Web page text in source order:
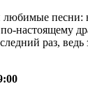
любимые песни:
настоящему
раз, ведь